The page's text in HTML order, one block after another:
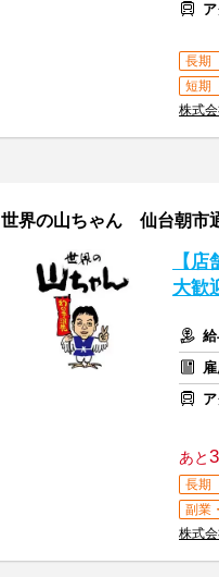
長期
短期
株式
世界の山ちゃん 仙台朝市
【
大歓
あと3
長期
副業
株式